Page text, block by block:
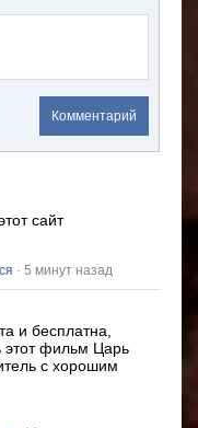
Комментарий
сайт
· 5 минут назад
и бесплатна,
этот фильм Царь
с хорошим